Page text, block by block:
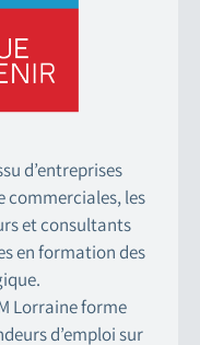
d’entreprises
commerciales, les
et consultants
en formation des
Lorraine forme
d’emploi sur